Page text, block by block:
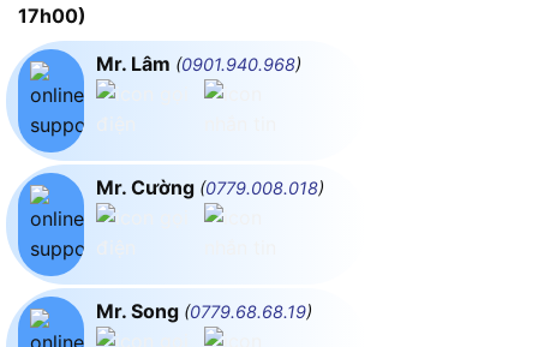
17h00)
Mr. Lâm (0901.940.968)
Mr. Cường (0779.008.018)
Mr. Song (0779.68.68.19)